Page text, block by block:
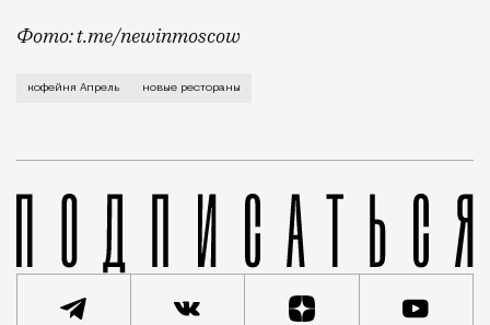
Фото: t.me/newinmoscow
В кофейне «Апрель» (4-я Тверская-Ямская, 6/12)
кофейня Апрель новые рестораны